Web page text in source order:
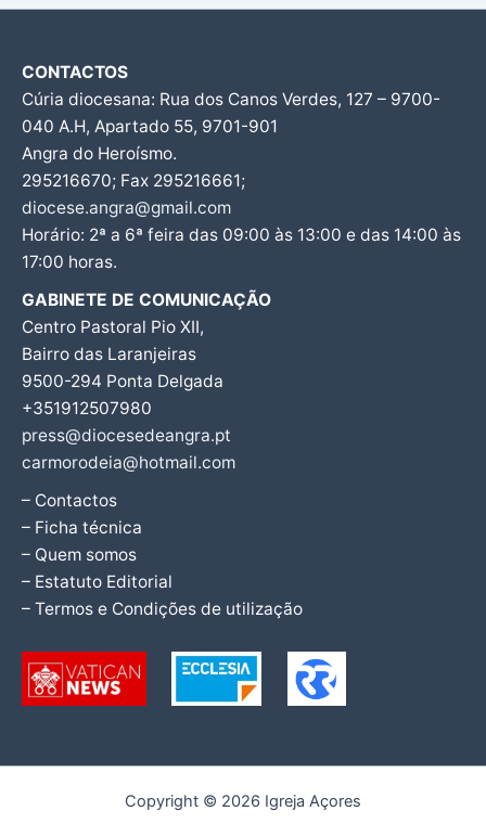
CONTACTOS
Cúria diocesana: Rua dos Canos Verdes, 127 – 9700-
040 A.H, Apartado 55, 9701-901
Angra do Heroísmo.
295216670; Fax 295216661;
diocese.angra@gmail.com
Horário: 2ª a 6ª feira das 09:00 às 13:00 e das 14:00 às
17:00 horas.
GABINETE DE COMUNICAÇÃO
Centro Pastoral Pio XII,
Bairro das Laranjeiras
9500-294 Ponta Delgada
+351912507980
press@diocesedeangra.pt
carmorodeia@hotmail.com
– Contactos
– Ficha técnica
– Quem somos
– Estatuto Editorial
– Termos e Condições de utilização
Copyright © 2026 Igreja Açores